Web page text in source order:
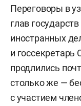
Переговоры в
глав
иностранных
и
продлились
столько же —
с участием